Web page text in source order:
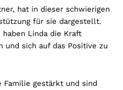
hat in dieser schwierigen
für sie dargestellt.
Linda die Kraft
und sich auf das Positive zu
Familie gestärkt und sind